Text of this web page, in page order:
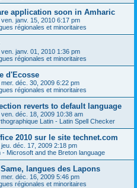
application soon in Amharic
ven. janv. 15, 2010 6:17 pm
régionales et minoritaires
ven. janv. 01, 2010 1:36 pm
régionales et minoritaires
d'Ecosse
mer. déc. 30, 2009 6:22 pm
régionales et minoritaires
reverts to default language
ven. déc. 18, 2009 10:38 am
Latin - Latin Spell Checker
2010 sur le site technet.com
jeu. déc. 17, 2009 2:18 pm
- Microsoft and the Breton language
langues des Lapons
mer. déc. 16, 2009 5:46 pm
régionales et minoritaires